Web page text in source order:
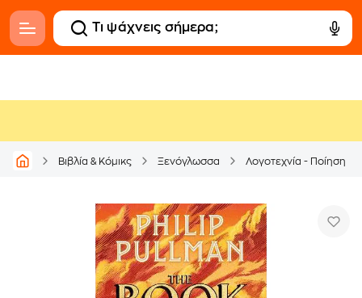
Βιβλία & Κόμικς Ξενόγλωσσα Λογοτεχνία - Ποίηση